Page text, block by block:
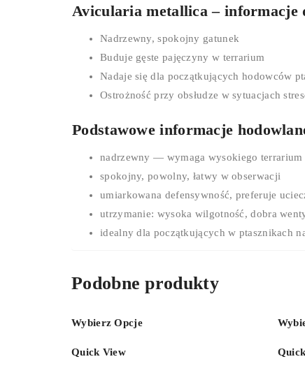
Avicularia metallica – informacje
Nadrzewny, spokojny gatunek
Buduje gęste pajęczyny w terrarium
Nadaje się dla początkujących hodowców
Ostrożność przy obsłudze w sytuacjach
Podstawowe informacje
nadrzewny — wymaga wysokiego terrarium
spokojny, powolny, łatwy w obserwacji
umiarkowana defensywność, preferuje
utrzymanie: wysoka wilgotność, dobra
idealny dla początkujących w ptasznikach
Podobne produkty
Wybierz Opcje
Quick View